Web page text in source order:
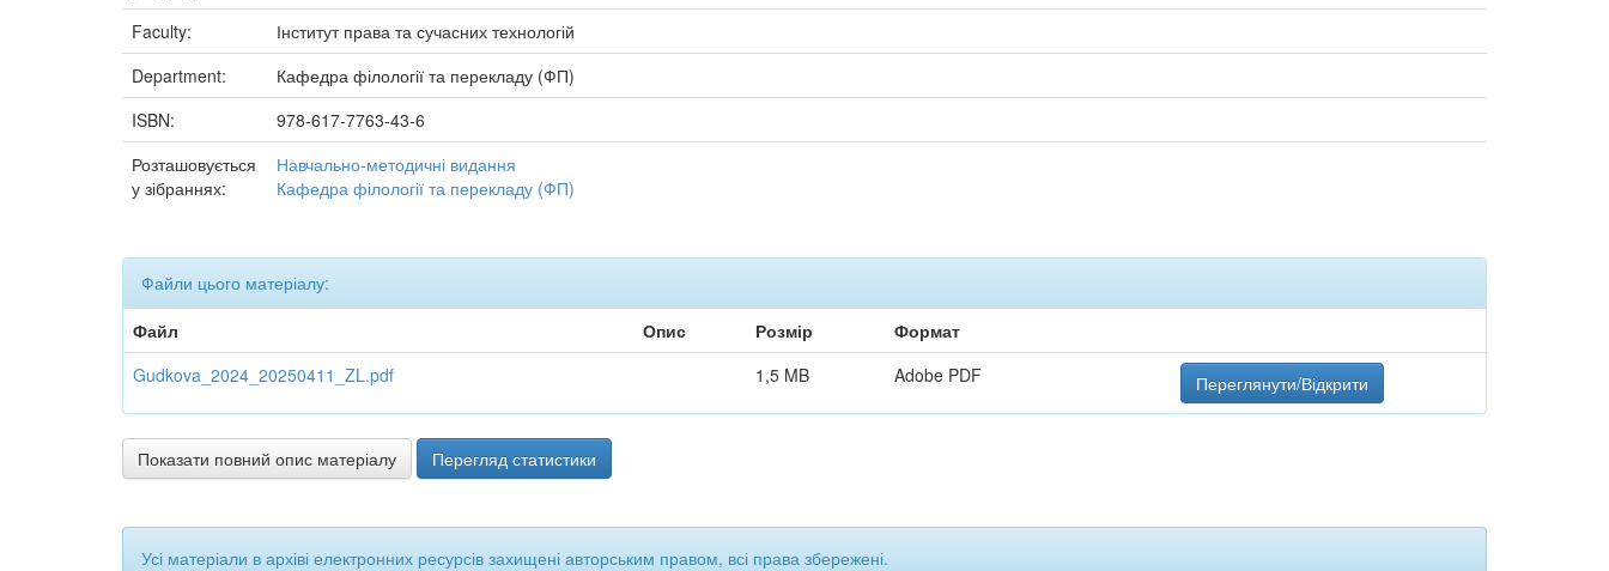
Faculty:
Інститут права та сучасних технологій
Department:
Кафедра філології та перекладу (ФП)
ISBN:
978-617-7763-43-6
Розташовується
у зібраннях:
Навчально-методичні видання
Кафедра філології та перекладу (ФП)
Файли цього матеріалу:
Файл
Опис Розмір
Формат
Gudkova_2024_20250411_ZL.pdf
1,5 MB Adobe PDF Переглянути/Відкрити
Показати повний опис матеріалу Перегляд статистики
Усі матеріали в архіві електронних ресурсів захищені авторським правом, всі права збережені.